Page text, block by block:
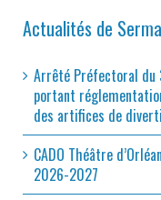
Actualités de
Arrêté Préfectoral du
portant
des artifices de
CADO Théâtre
2026-2027